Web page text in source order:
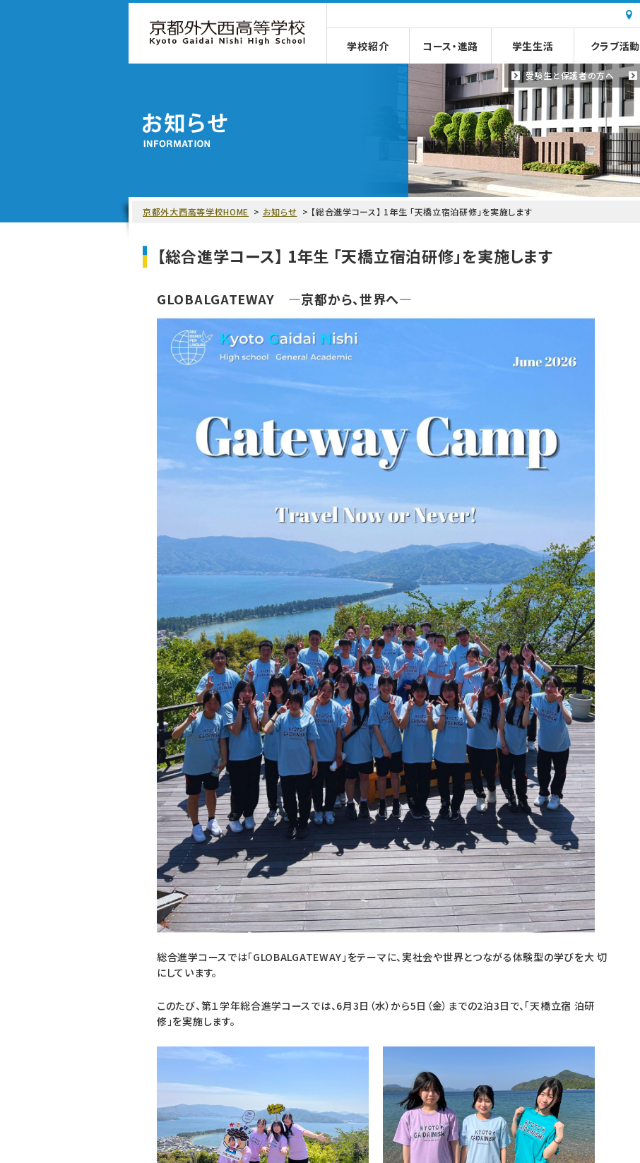
受験生と保護者の方へ
学校紹介 コース・進路 学生生活 クラブ活動
京都外大西高等学校HOME お知らせ 【総合進学コース】 1年生 「天橋立宿泊研修」を実施します
【総合進学コース】 1年生 「天橋立宿泊研修」を実施します
GLOBALGATEWAY ―京都から、世界へ―
総合進学コースでは「GLOBALGATEWAY」をテーマに、実社会や世界とつながる体験型の学びを大 切
にしています。
このたび、第１学年総合進学コースでは、6月3日（水）から5日（金）までの2泊3日で、「天橋立宿 泊研
修」を実施します。